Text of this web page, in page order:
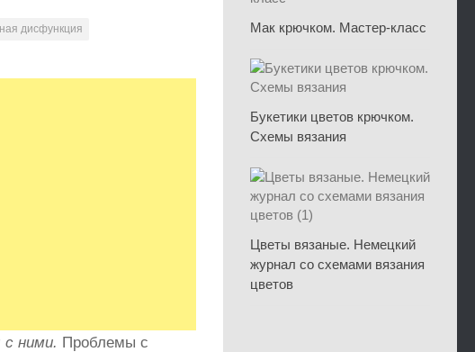
дисфункция
с ними. Проблемы с
Мак крючком. Мастер-класс
Букетики цветов крючком.
Схемы вязания
Цветы вязаные. Немецкий
журнал со схемами вязания
цветов